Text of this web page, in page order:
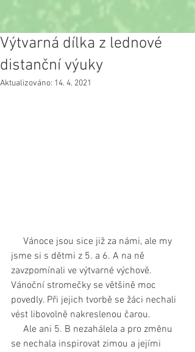
Výtvarná dílka z lednové
distanční výuky
Aktualizováno: 14. 4. 2021
jsme si s dětmi z 5. a 6. A na ně
zavzpomínali ve výtvarné výchově.
Vánoční stromečky se většině moc
povedly. Při jejich tvorbě se žáci nechali
vést libovolně nakreslenou čarou.
se nechala inspirovat zimou a jejími